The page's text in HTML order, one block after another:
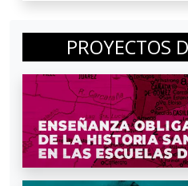
PROYECTOS